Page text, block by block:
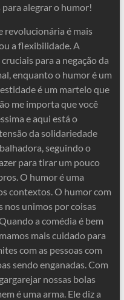
alegrar o humor!
revolucionária é mais
a flexibilidade. A
para a negação da
enquanto o humor é um
é um martelo que
me importa que você
e aqui está o
da solidariedade
seguindo o
para tirar um pouco
O humor é uma
contextos. O humor com
nos unimos por coisas
a comédia é bem
mais cuidado para
com as pessoas com
sendo enganadas. Com
nossas bolas
é uma arma. Ele diz a